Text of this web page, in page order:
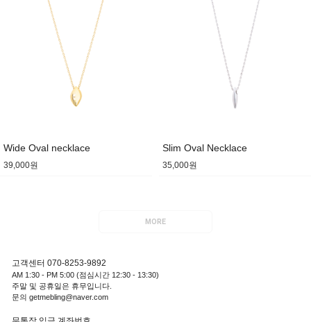
Wide Oval necklace
39,000원
Slim Oval Necklace
35,000원
MORE
고객센터 070-8253-9892
AM 1:30 - PM 5:00 (점심시간 12:30 - 13:30)
주말 및 공휴일은 휴무입니다.
문의 getmebling@naver.com